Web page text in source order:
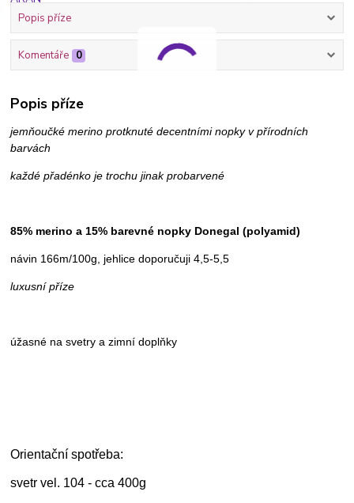
Popis příze
Komentáře 0
Popis příze
jemňoučké merino protknuté decentními nopky v přírodních
barvách
každé přadénko je trochu jinak probarvené
85% merino a 15% barevné nopky Donegal (polyamid)
návin 166m/100g, jehlice doporučuji 4,5-5,5
luxusní příze
úžasné na svetry a zimní doplňky
Orientační spotřeba:
svetr vel. 104 - cca 400g